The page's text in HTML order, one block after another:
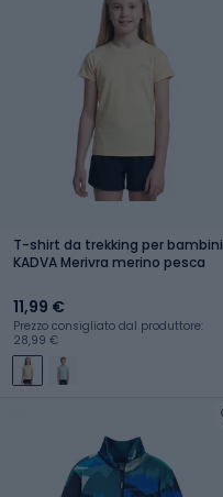
T-shirt da trekking per bambini
KADVA Merivra merino pesca
11,99 €
Prezzo consigliato dal produttore:
28,99 €